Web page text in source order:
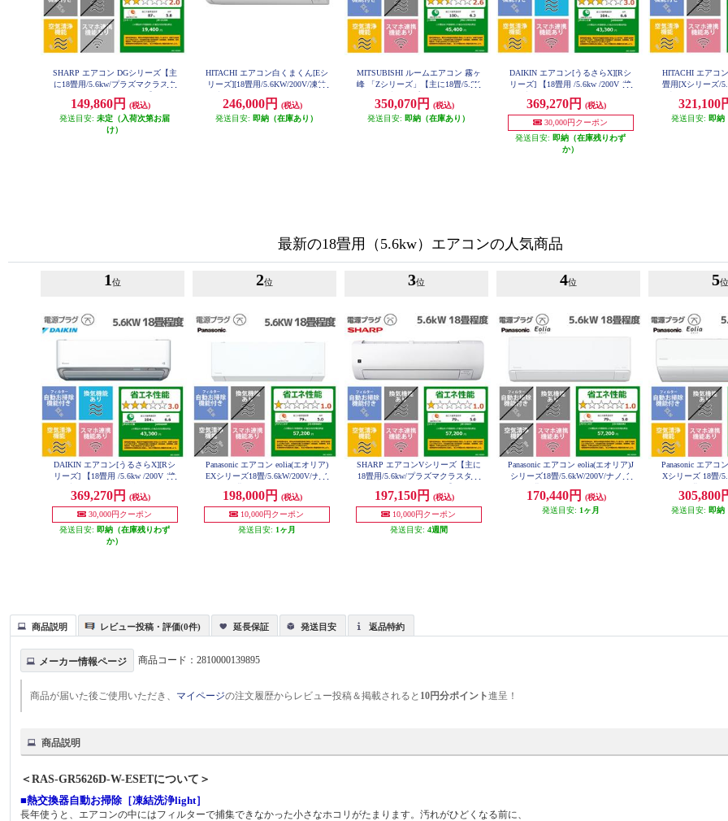
SHARP エアコン DGシリーズ【主
に18畳用/5.6kw/プラズマクラスタ
56DG2-ESET
149,860円
(税込)
発送目安: 未定（入荷次第お届
け）
HITACHI エアコン白くまくん[Eシ
リーズ][18畳用/5.6KW/200V/凍結
246,000円
(税込)
発送目安: 即納（在庫あり）
MITSUBISHI ルームエアコン 霧ヶ
峰 「Zシリーズ」【主に18畳/5.6K
エモコテック搭載/2026年モデル】
MSZ-ZW5626S-W-ESET
350,070円
(税込)
発送目安: 即納（在庫あり）
DAIKIN エアコン[うるさらX][Rシ
リーズ] 【18畳用 /5.6kw /200V /換
2026年モデル】 AN566ARP-W-ESE
T
369,270円
(税込)
30,000円クーポン
発送目安: 即納（在庫残りわず
か）
HITACHI エアコ
畳用[Xシリーズ/
321,100
発送目安: 即納
最新の18畳用（5.6kw）エアコンの人気商品
1 位
DAIKIN エアコン[うるさらX][Rシ
リーズ] 【18畳用 /5.6kw /200V /換
2026年モデル】 AN566ARP-W-ESE
T
369,270円
(税込)
30,000円クーポン
発送目安: 即納（在庫残りわず
か）
2位
Panasonic エアコン eolia(エオリア)
EXシリーズ18畳/5.6kW/200V/ナノ
付奥行コンパクト/W/2026年度 CS-
EX566D2-ESET
198,000円
(税込)
10,000円クーポン
発送目安: 1ヶ月
3位
SHARP エアコンVシリーズ【主に
18畳用/5.6kw/プラズマクラスター
6V2-ESET
197,150円
(税込)
10,000円クーポン
発送目安: 4週間
4位
Panasonic エアコン eolia(エオリア)J
シリーズ18畳/5.6kW/200V/ナノイ
026年度 CS-566DJR2-ESET
170,440円
(税込)
発送目安: 1ヶ月
5位
Panasonic エアコ
Xシリーズ 18畳/
付/W/2026年度
305,800
発送目安: 即納
商品説明 レビュー投稿・評価(0件) 延長保証 発送目安 返品特約
メーカー情報ページ 商品コード：2810000139895
商品が届いた後ご使用いただき、 マイページの注文履歴からレビュー投稿＆掲載されると 10円分ポイント進呈！
商品説明
＜RAS-GR5626D-W-ESETについて＞
■熱交換器自動お掃除［凍結洗浄light］
長年使うと、エアコンの中にはフィルターで捕集できなかった小さなホコリがたまります。汚れがひどくなる前に、